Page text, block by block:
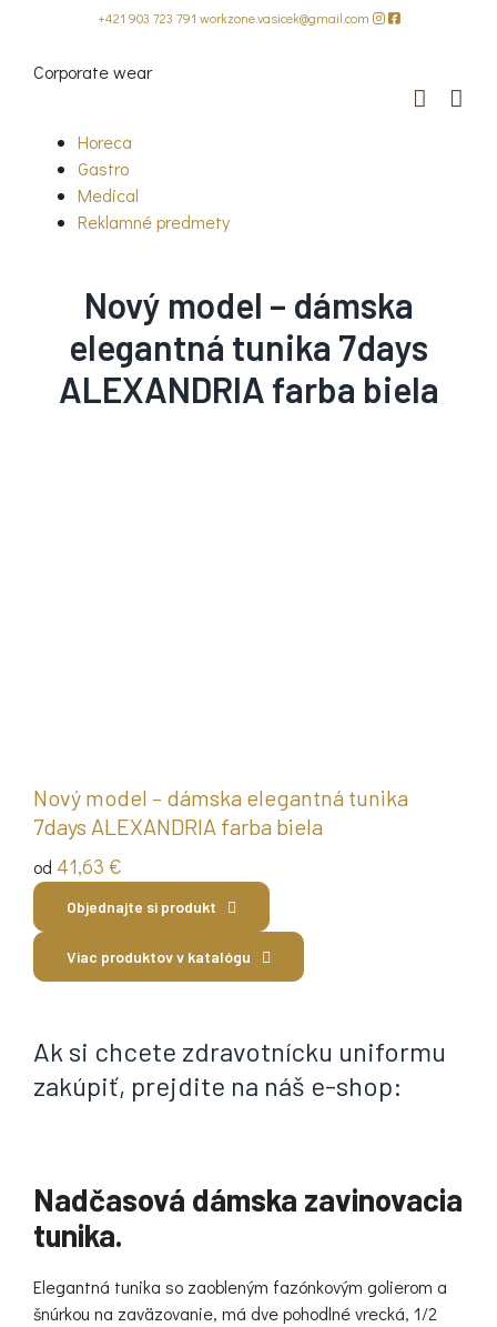
content
+421 903 723 791 workzone.vasicek@gmail.com
Corporate wear
Horeca
Gastro
Medical
Reklamné predmety
Nový model – dámska
elegantná tunika 7days
ALEXANDRIA farba biela
Nový model – dámska elegantná tunika
7days ALEXANDRIA farba biela
od 41,63 €
Objednajte si produkt
Viac produktov v katalógu
Ak si chcete zdravotnícku uniformu
zakúpiť, prejdite na náš e-shop:
Nadčasová dámska zavinovacia
tunika.
Elegantná tunika so zaobleným fazónkovým golierom a
šnúrkou na zaväzovanie, má dve pohodlné vrecká, 1/2